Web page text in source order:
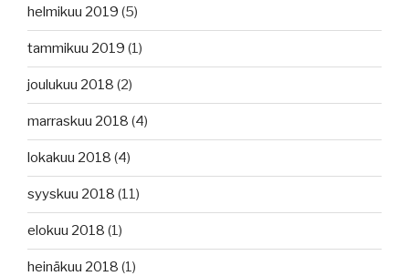
helmikuu 2019 (5)
tammikuu 2019 (1)
joulukuu 2018 (2)
marraskuu 2018 (4)
lokakuu 2018 (4)
syyskuu 2018 (11)
elokuu 2018 (1)
heinäkuu 2018 (1)